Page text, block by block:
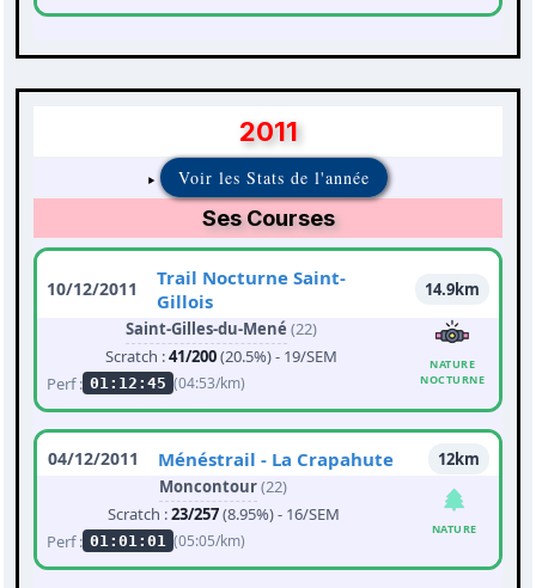
2011
Voir les Stats de l'année
Ses Courses
10/12/2011
Trail Nocturne Saint-
Gillois
14.9km
Saint-Gilles-du-Mené (22)
Scratch :41/200(20.5%) - 19/SEM
Perf : 01:12:45 (04:53/km)
NATURE
NOCTURNE
04/12/2011 Ménéstrail - La Crapahute
12km
Moncontour(22)
Scratch :23/257(8.95%) - 16/SEM
Perf : 01:01:01 (05:05/km)
NATURE